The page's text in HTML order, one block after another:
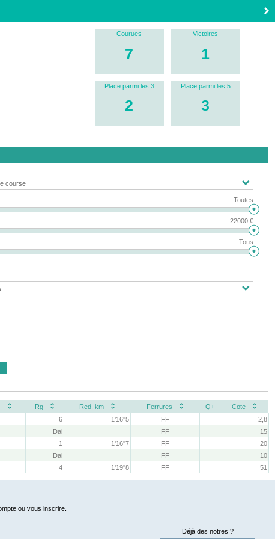
Courues
7
Victoires
1
Place parmi les 3
2
Place parmi les 5
3
Toutes
22000 €
Tous
Rg Red. km Ferrures Q+
Cote
6 1'16''5 FF
2,8
Dai FF
15
1 1'16''7 FF
20
Dai FF
10
4 1'19''8 FF 51
ou vous inscrire.
Déjà des notres ?